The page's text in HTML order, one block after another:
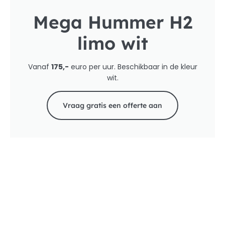
Mega Hummer H2
limo wit
Vanaf 175,- euro per uur. Beschikbaar in de kleur
wit.
Vraag gratis een offerte aan